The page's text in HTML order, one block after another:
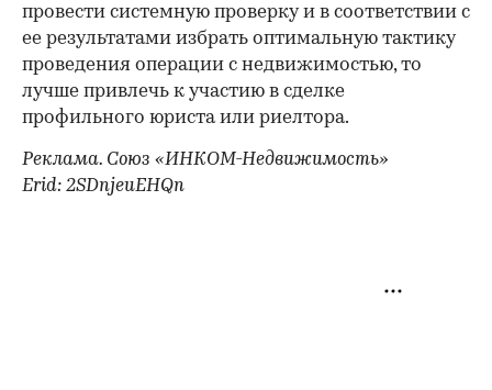
провести системную проверку и в соответствии с
ее результатами избрать оптимальную тактику
проведения операции с недвижимостью, то
лучше привлечь к участию в сделке
профильного юриста или риелтора.
Реклама. Союз «ИНКОМ-Недвижимость»
Erid: 2SDnjeuEHQn